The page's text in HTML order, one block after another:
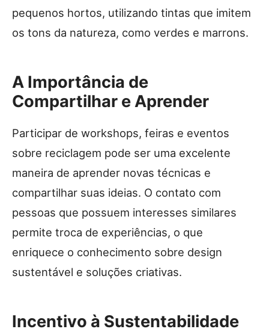
pequenos hortos, utilizando tintas que imitem
os tons da natureza, como verdes e marrons.
A Importância de
Compartilhar e Aprender
Participar de workshops, feiras e eventos
sobre reciclagem pode ser uma excelente
maneira de aprender novas técnicas e
compartilhar suas ideias. O contato com
pessoas que possuem interesses similares
permite troca de experiências, o que
enriquece o conhecimento sobre design
sustentável e soluções criativas.
Incentivo à Sustentabilidade